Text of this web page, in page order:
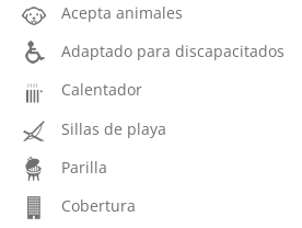
Acepta animales
Adaptado para discapacitados
Calentador
Sillas de playa
Parilla
Cobertura